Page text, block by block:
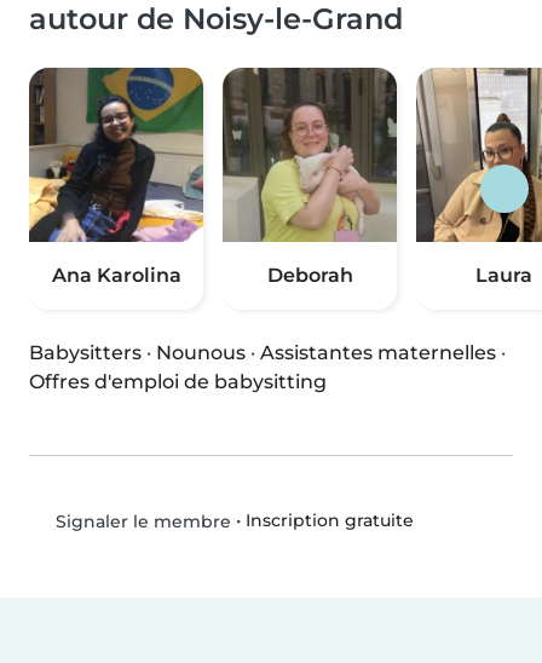
autour de Noisy-le-Grand
Ana Karolina Deborah Laura
Babysitters · Nounous · Assistantes maternelles ·
Offres d'emploi de babysitting
Signaler le membre • Inscription gratuite